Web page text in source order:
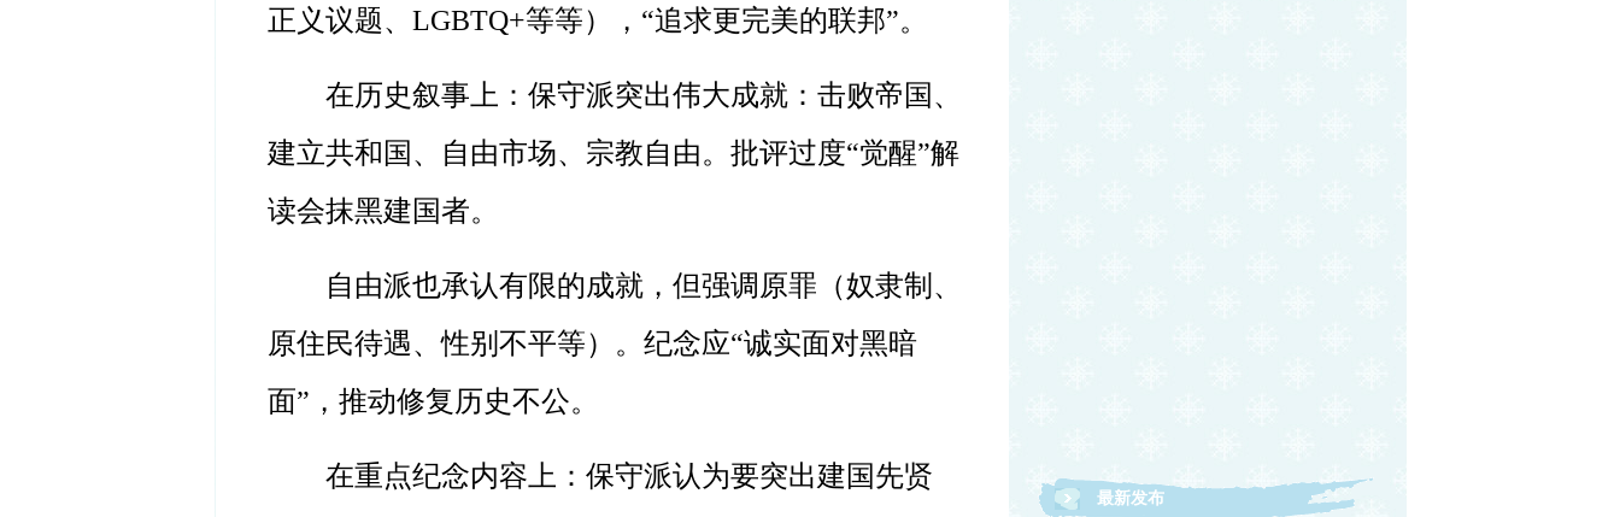
正义议题、LGBTQ+等等），“追求更完美的联邦”。
在历史叙事上：保守派突出伟大成就：击败帝国、
建立共和国、自由市场、宗教自由。批评过度“觉醒”解
读会抹黑建国者。
自由派也承认有限的成就，但强调原罪（奴隶制、
原住民待遇、性别不平等）。纪念应“诚实面对黑暗
面”，推动修复历史不公。
在重点纪念内容上：保守派认为要突出建国先贤
最新发布